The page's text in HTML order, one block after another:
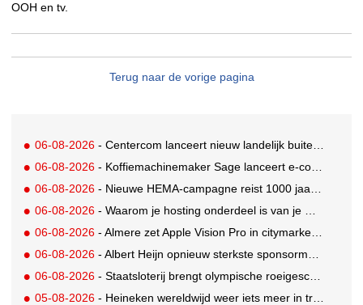
OOH en tv.
Terug naar de vorige pagina
06-08-2026 - Centercom lanceert nieuw landelijk buitereclamenetwerk: City Cubes
06-08-2026 - Koffiemachinemaker Sage lanceert e-commerceplatform voor koffieliefhebbers
06-08-2026 - Nieuwe HEMA-campagne reist 1000 jaar terug in de tijd naar 'Hemastein'
06-08-2026 - Waarom je hosting onderdeel is van je merkstrategie
06-08-2026 - Almere zet Apple Vision Pro in citymarketing
06-08-2026 - Albert Heijn opnieuw sterkste sponsormerk, PostNL daalt
06-08-2026 - Staatsloterij brengt olympische roeigeschiedenis tot leven voor WK Roeien
05-08-2026 - Heineken wereldwijd weer iets meer in trek